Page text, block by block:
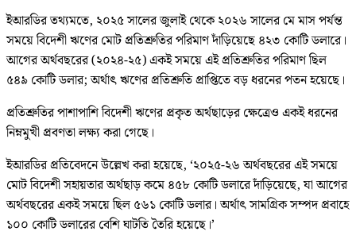
ইআরডির তথ্যমতে, ২০২৫ সালের জুলাই থেকে ২০২৬ সালের মে মাস পর্যন্ত
সময়ে বিদেশী ঋণের মোট প্রতিশ্রুতির পরিমাণ দাঁড়িয়েছে ৪২৩ কোটি ডলারে।
আগের অর্থবছরের (২০২৪-২৫) একই সময়ে এই প্রতিশ্রুতির পরিমাণ ছিল
৫৪৯ কোটি ডলার; অর্থাৎ ঋণের প্রতিশ্রুতি প্রাপ্তিতে বড় ধরনের পতন হয়েছে।
প্রতিশ্রুতির পাশাপাশি বিদেশী ঋণের প্রকৃত অর্থছাড়ের ক্ষেত্রেও একই ধরনের
নিম্নমুখী প্রবণতা লক্ষ্য করা গেছে।
ইআরডির প্রতিবেদনে উল্লেখ করা হয়েছে, ‘২০২৫-২৬ অর্থবছরের এই সময়ে
মোট বিদেশী সহায়তার অর্থছাড় কমে ৪৫৮ কোটি ডলারে দাঁড়িয়েছে, যা আগের
অর্থবছরের একই সময়ে ছিল ৫৬১ কোটি ডলার। অর্থাৎ সামগ্রিক সম্পদ প্রবাহে
১০০ কোটি ডলারের বেশি ঘাটতি তৈরি হয়েছে।’